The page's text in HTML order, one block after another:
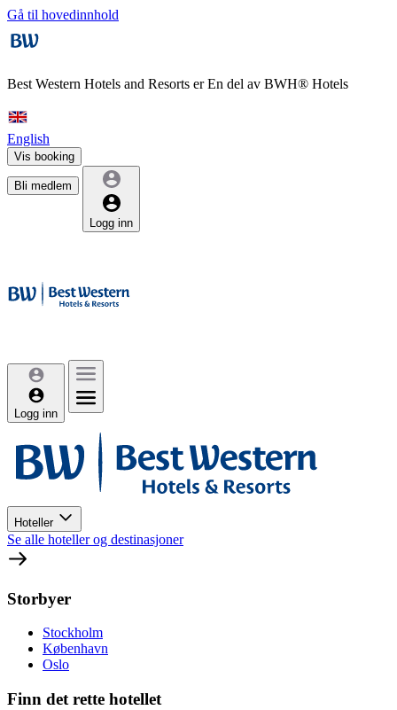
Gå til hovedinnhold
Best Western Hotels and Resorts erEn del av BWH® Hotels
English
Vis booking
Bli medlem
Logg inn
Logg inn
Hoteller
Se alle hoteller og destinasjoner
Storbyer
Stockholm
København
Oslo
Finn det rette hotellet